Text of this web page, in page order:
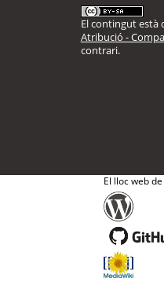
El contingut està
Atribució -
contrari.
El lloc web